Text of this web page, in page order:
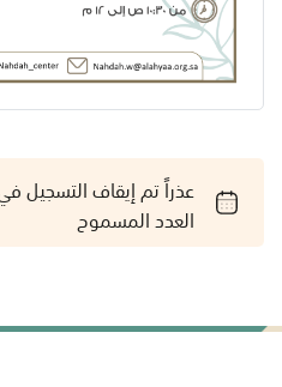
عذراً تم إيقاف التسجيل
العدد المسموح